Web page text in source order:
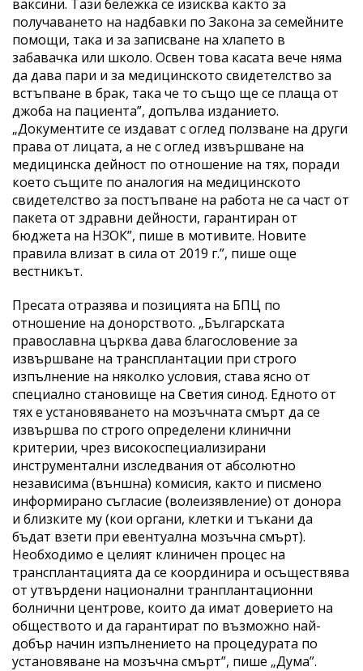
ваксини. Тази бележка се изисква както за
получаването на надбавки по Закона за семейните
помощи, така и за записване на хлапето в
забавачка или школо. Освен това касата вече няма
да дава пари и за медицинското свидетелство за
встъпване в брак, така че то също ще се плаща от
джоба на пациента”, допълва изданието.
„Документите се издават с оглед ползване на други
права от лицата, а не с оглед извършване на
медицинска дейност по отношение на тях, поради
което същите по аналогия на медицинското
свидетелство за постъпване на работа не са част от
пакета от здравни дейности, гарантиран от
бюджета на НЗОК”, пише в мотивите. Новите
правила влизат в сила от 2019 г.”, пише още
вестникът.
Пресата отразява и позицията на БПЦ по
отношение на донорството. „Българската
православна църква дава благословение за
извършване на трансплантации при строго
изпълнение на няколко условия, става ясно от
специално становище на Светия синод. Едното от
тях е установяването на мозъчната смърт да се
извършва по строго определени клинични
критерии, чрез високоспециализирани
инструментални изследвания от абсолютно
независима (външна) комисия, както и писмено
информирано съгласие (волеизявление) от донора
и близките му (кои органи, клетки и тъкани да
бъдат взети при евентуална мозъчна смърт).
Необходимо е целият клиничен процес на
трансплантацията да се координира и осъществява
от утвърдени национални транплантационни
болнични центрове, които да имат доверието на
обществото и да гарантират по възможно най-
добър начин изпълнението на процедурата по
установяване на мозъчна смърт”, пише „Дума”.